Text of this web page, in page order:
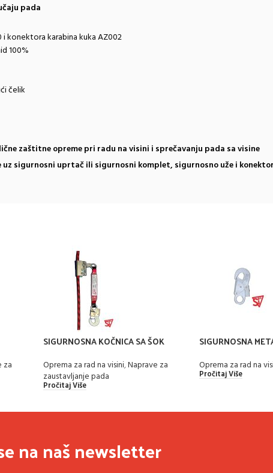
pada
i konektora karabina kuka AZ002
100%
čelik
zaštitne opreme pri radu na visini i sprečavanju pada sa visine
sigurnosni uprtač ili sigurnosni komplet, sigurnosno uže i
za
SIGURNOSNA KOČNICA SA ŠOK
Oprema za rad na visini,Naprave za
zaustavljanje pada
Pročitaj Više
SIGURNOSNA
Oprema za rad na
Pročitaj Više
na naš newsletter